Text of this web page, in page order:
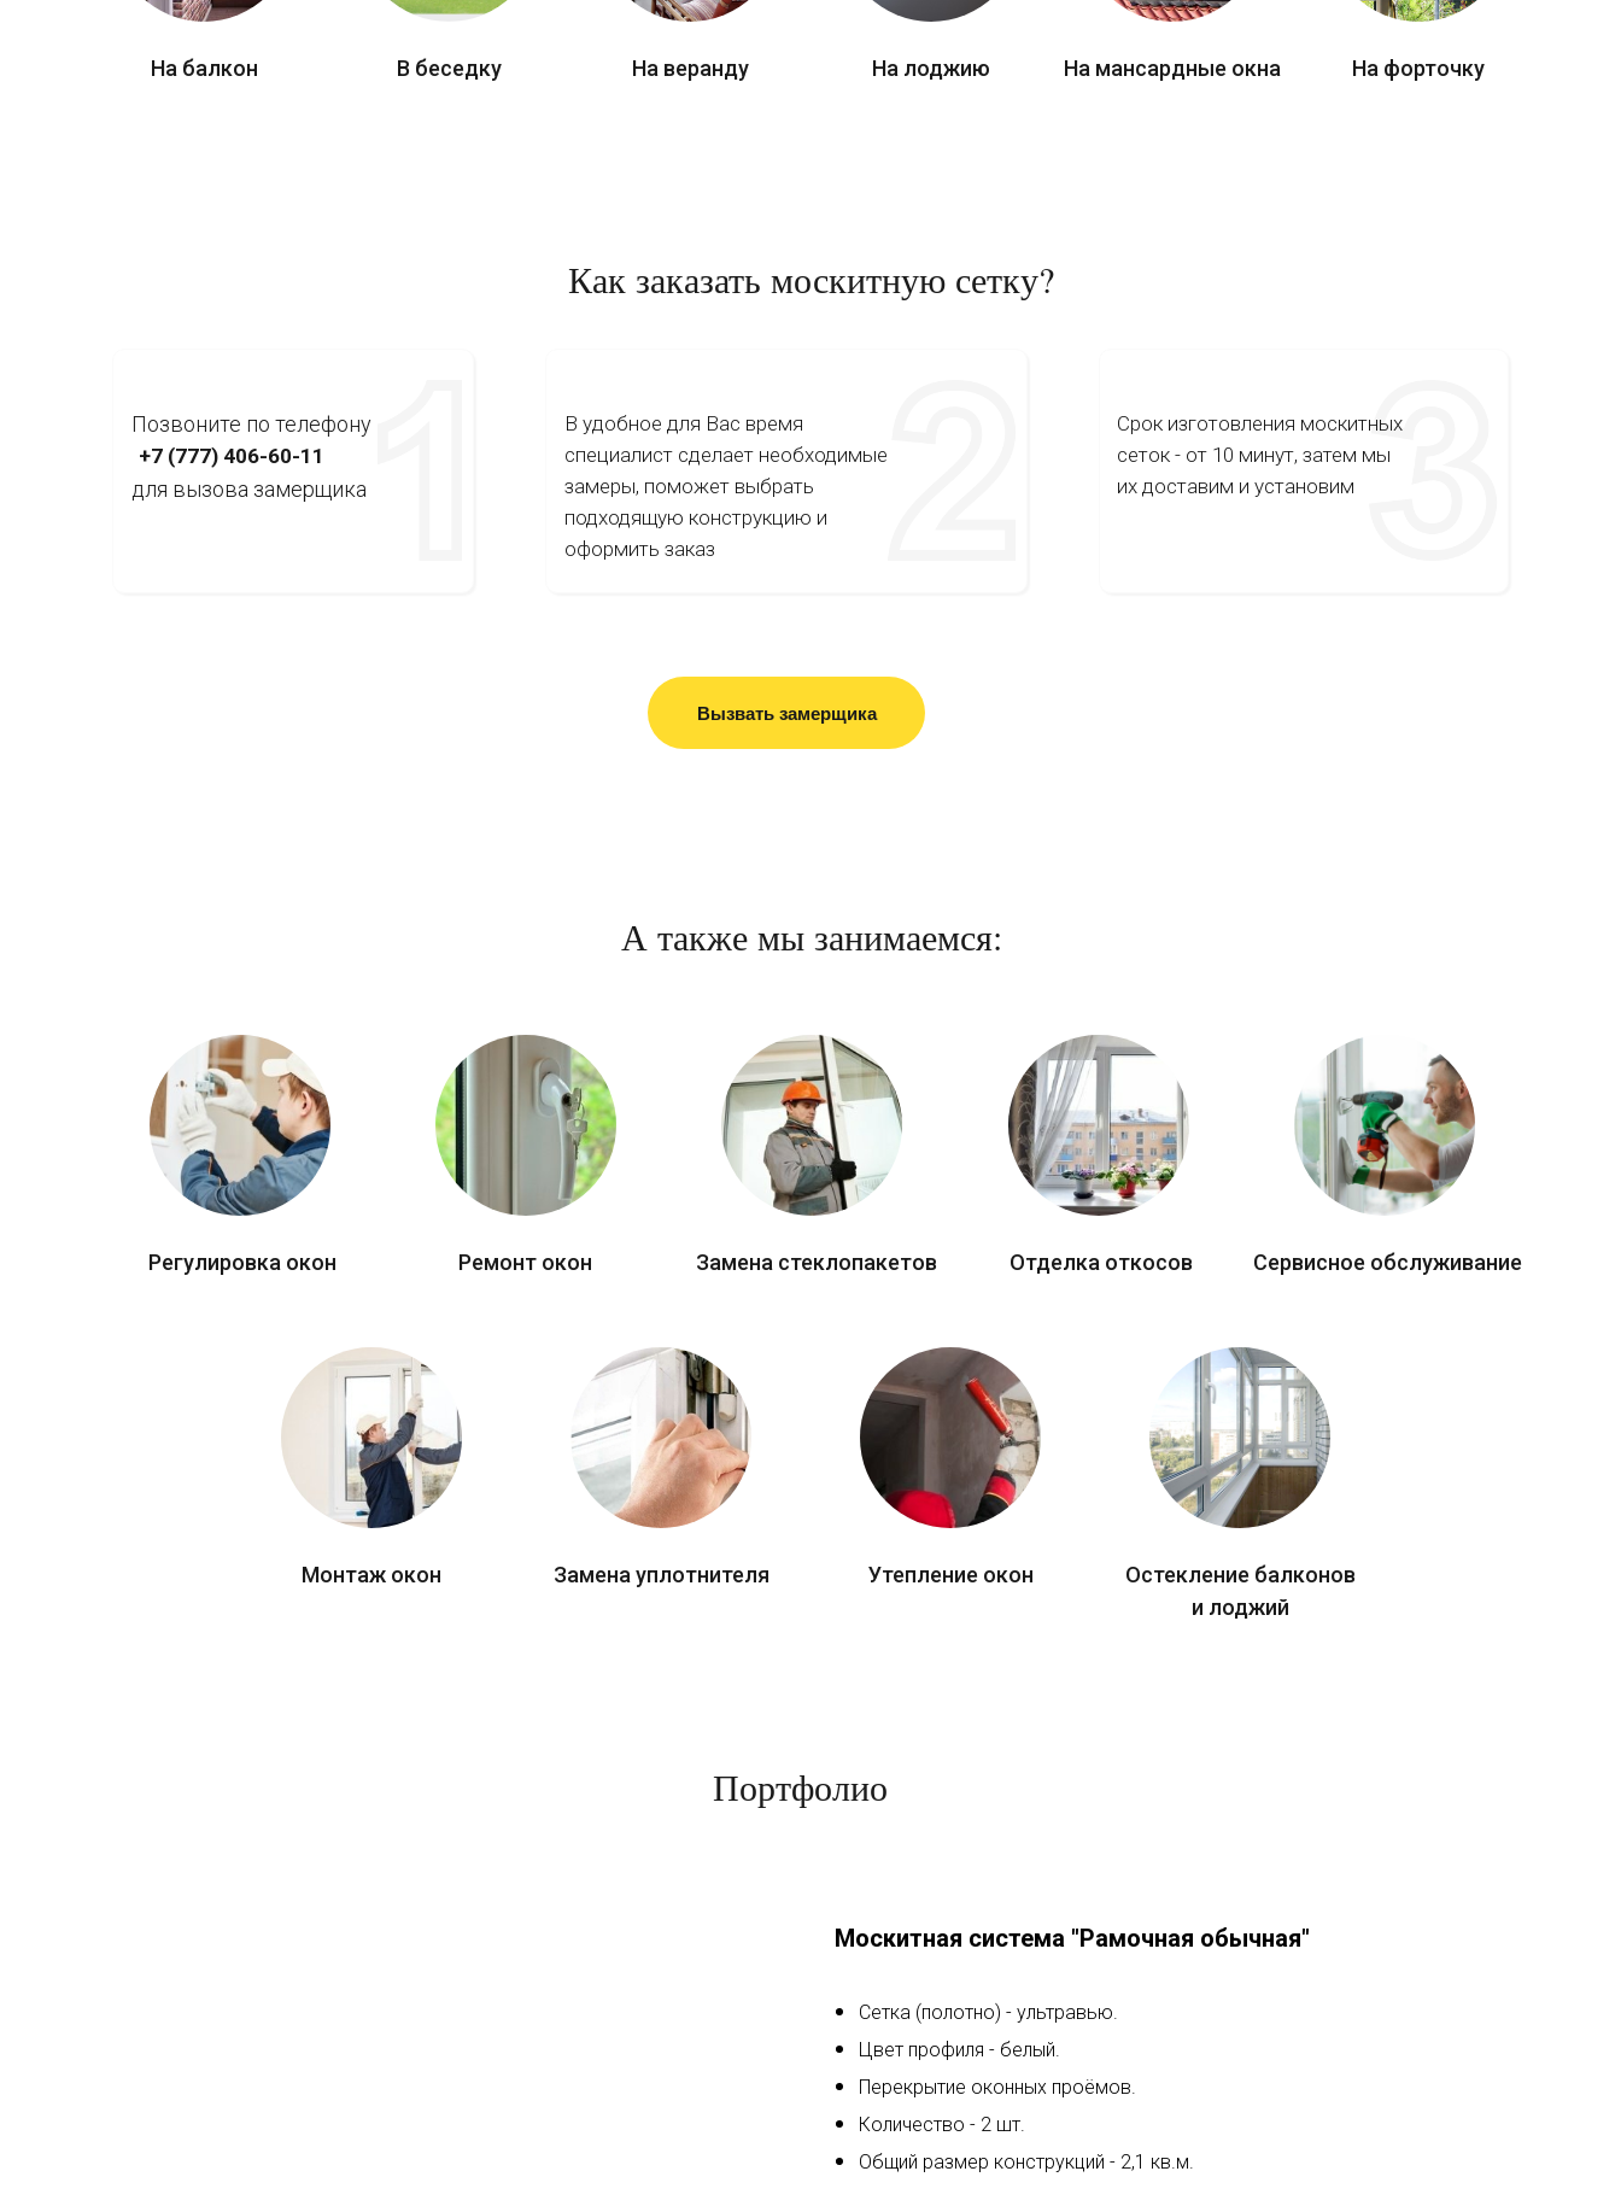
На балкон В беседку На веранду На лоджию На мансардные окна На форточку
Как заказать москитную сетку?
Позвоните по телефону
В удобное для Вас время
специалист сделает необходимые
замеры, поможет выбрать
подходящую конструкцию и
оформить заказ
Срок изготовления москитных
сеток - от 10 минут, затем мы
их доставим и установим
+7 (777) 406-60-11
для вызова замерщика
Вызвать замерщика
А также мы занимаемся:
Регулировка окон Ремонт окон Замена стеклопакетов Отделка откосов
Монтаж окон Замена уплотнителя Утепление окон
Сервисное обслуживание
Остекление балконов
и лоджий
Портфолио
Москитная система "Рамочная обычная"
Сетка (полотно) - ультравью.
Цвет профиля - белый.
Перекрытие оконных проёмов.
Количество - 2 шт.
Общий размер конструкций - 2,1 кв.м.